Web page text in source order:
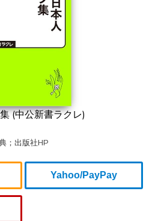
(中公新書ラクレ)
典；出版社HP
Yahoo/PayPay